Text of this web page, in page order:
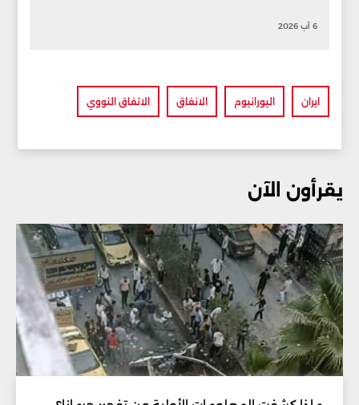
6 آب 2026
ايران اليورانيوم الانفاق الاتفاق النووي
يقرأون الآن